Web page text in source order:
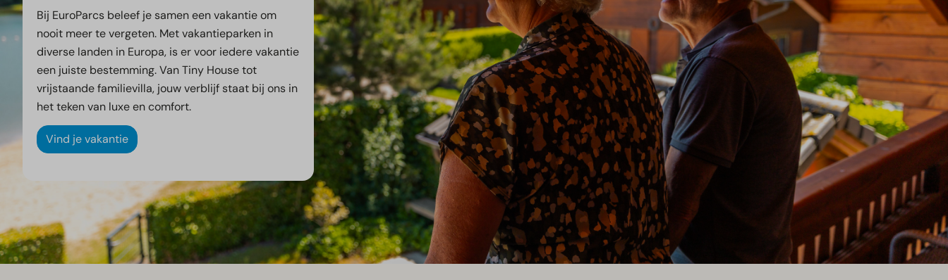
Bij EuroParcs beleef je samen een vakantie om
nooit meer te vergeten. Met vakantieparken in
diverse landen in Europa, is er voor iedere vakantie
een juiste bestemming. Van Tiny House tot
vrijstaande familievilla, jouw verblijf staat bij ons in
het teken van luxe en comfort.
Vind je vakantie